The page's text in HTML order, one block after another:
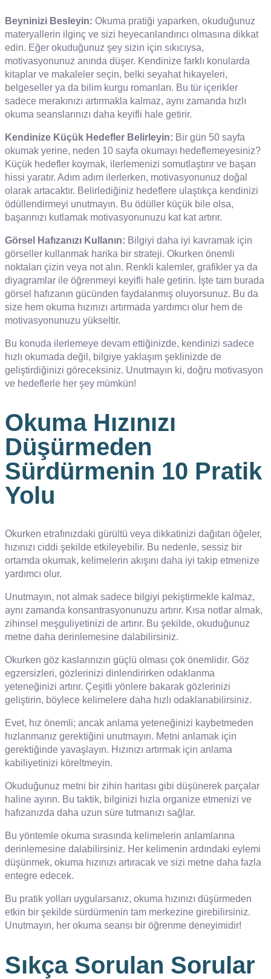
Beyninizi Besleyin: Okuma pratiği yaparken, okuduğunuz
materyallerin ilginç ve sizi heyecanlandırıcı olmasına dikkat
edin. Eğer okuduğunuz şey sizin için sıkıcıysa,
motivasyonunuz anında düşer. Kendinize farklı konularda
kitaplar ve makaleler seçin, belki seyahat hikayeleri,
belgeseller ya da bilim kurgu romanları. Bu tür içerikler
sadece merakınızı artırmakla kalmaz, aynı zamanda hızlı
okuma seanslarınızı daha keyifli hale getirir.
Kendinize Küçük Hedefler Belirleyin: Bir gün 50 sayfa
okumak yerine, neden 10 sayfa okumayı hedeflemeyesiniz?
Küçük hedefler koymak, ilerlemenizi somutlaştırır ve başarı
hissi yaratır. Adım adım ilerlerken, motivasyonunuz doğal
olarak artacaktır. Belirlediğiniz hedeflere ulaştıkça kendinizi
ödüllendirmeyi unutmayın. Bu ödüller küçük bile olsa,
başarınızı kutlamak motivasyonunuzu kat kat artırır.
Görsel Hafızanızı Kullanın: Bilgiyi daha iyi kavramak için
görseller kullanmak harika bir strateji. Okurken önemli
noktaları çizin veya not alın. Renkli kalemler, grafikler ya da
diyagramlar ile öğrenmeyi keyifli hale getirin. İşte tam burada
görsel hafızanın gücünden faydalanmış oluyorsunuz. Bu da
size hem okuma hızınızı artırmada yardımcı olur hem de
motivasyonunuzu yükseltir.
Bu konuda ilerlemeye devam ettiğinizde, kendinizi sadece
hızlı okumada değil, bilgiye yaklaşım şeklinizde de
geliştirdiğinizi göreceksiniz. Unutmayın ki, doğru motivasyon
ve hedeflerle her şey mümkün!
Okuma Hızınızı
Düşürmeden
Sürdürmenin 10 Pratik
Yolu
Okurken etrafınızdaki gürültü veya dikkatinizi dağıtan öğeler,
hızınızı ciddi şekilde etkileyebilir. Bu nedenle, sessiz bir
ortamda okumak, kelimelerin akışını daha iyi takip etmenize
yardımcı olur.
Unutmayın, not almak sadece bilgiyi pekiştirmekle kalmaz,
aynı zamanda konsantrasyonunuzu artırır. Kısa notlar almak,
zihinsel meşguliyetinizi de artırır. Bu şekilde, okuduğunuz
metne daha derinlemesine dalabilirsiniz.
Okurken göz kaslarınızın güçlü olması çok önemlidir. Göz
egzersizleri, gözlerinizi dinlendirirken odaklanma
yeteneğinizi artırır. Çeşitli yönlere bakarak gözlerinizi
geliştirin, böylece kelimelere daha hızlı odaklanabilirsiniz.
Evet, hız önemli; ancak anlama yeteneğinizi kaybetmeden
hızlanmanız gerektiğini unutmayın. Metni anlamak için
gerektiğinde yavaşlayın. Hızınızı artırmak için anlama
kabiliyetinizi köreltmeyin.
Okuduğunuz metni bir zihin haritası gibi düşünerek parçalar
haline ayırın. Bu taktik, bilginizi hızla organize etmenizi ve
hafızanızda daha uzun süre tutmanızı sağlar.
Bu yöntemle okuma sırasında kelimelerin anlamlarına
derinlemesine dalabilirsiniz. Her kelimenin ardındaki eylemi
düşünmek, okuma hızınızı artıracak ve sizi metne daha fazla
entegre edecek.
Bu pratik yolları uygularsanız, okuma hızınızı düşürmeden
etkin bir şekilde sürdürmenin tam merkezine girebilirsiniz.
Unutmayın, her okuma seansı bir öğrenme deneyimidir!
Sıkça Sorulan Sorular